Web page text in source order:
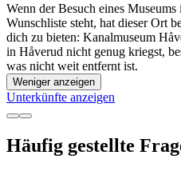
Wenn der Besuch eines
Wunschliste steht, hat dieser Ort
dich zu bieten: Kanalmuseum
in Håverud nicht genug kriegst,
was nicht weit entfernt ist.
Weniger anzeigen
Unterkünfte anzeigen
Häufig gestellte